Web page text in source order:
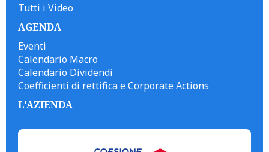
Tutti i Video
AGENDA
Eventi
Calendario Macro
Calendario Dividendi
Coefficienti di rettifica e Corporate Actions
L'AZIENDA